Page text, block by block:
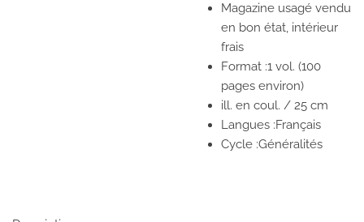
Magazine usagé vendu
en bon état, intérieur
frais
Format :1 vol. (100
pages environ)
ill. en coul. / 25 cm
Langues :Français
Cycle :Généralités